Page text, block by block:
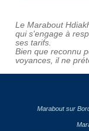
Le Marabout
qui s'engage à
ses tarifs.
Bien que reconnu
voyances, il ne
Marabout sur